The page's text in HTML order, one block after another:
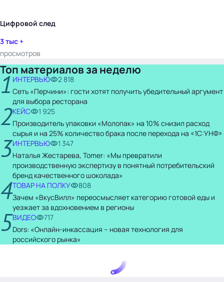
Цифровой след
3 тыс +
просмотров
Топ материалов за неделю
1 ИНТЕРВЬЮ
2 818
Сеть «Перчини»: гости хотят получить убедительный аргумент
для выбора ресторана
2КЕЙС
1 925
Производитель упаковки «Молопак» на 10% снизил расход
сырья и на 25% количество брака после перехода на «1С:УНФ»
3ИНТЕРВЬЮ
1 347
Наталья Жестарева, Tomer: «Мы превратили
производственную экспертизу в понятный потребительский
бренд качественного шоколада»
4ТОВАР НА ПОЛКУ
808
Зачем «ВкусВилл» переосмысляет категорию готовой еды и
уезжает за вдохновением в регионы
5ВИДЕО
717
Dors: «Онлайн-инкассация – новая технология для
российского рынка»